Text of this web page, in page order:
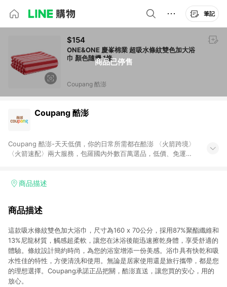
筆記
商品已停售
$154
ONE&ONE 慶峯棉業 超吸水條紋雙色加大浴
巾 顏色隨機 1條
Coupang 酷澎
Coupang 酷澎
Coupang 酷澎-天天低價，你的日常所需都在酷澎 〈火箭跨境〉
〈火箭速配〉兩大服務，包羅國內外數百萬選品，低價、免運，
加入WOW會員告別湊免運，火箭速配、火箭跨境優質選品不限金
商品描述
商品描述
這款吸水條紋雙色加大浴巾，尺寸為160 x 70公分，採用87%聚酯纖維和
13%尼龍材質，觸感超柔軟，讓您在沐浴後能迅速擦乾身體，享受舒適的
體驗。條紋設計簡約時尚，為您的浴室增添一份美感。浴巾具有快乾和吸
水性佳的特性，方便清洗和使用。無論是居家使用還是旅行攜帶，都是您
的理想選擇。Coupang承諾正品把關，酷澎直送，讓您買的安心，用的
放心。